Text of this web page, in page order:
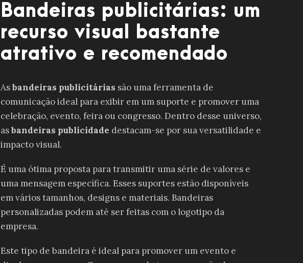
Bandeiras publicitárias: um
recurso visual bastante
atrativo e recomendado
Asbandeiras publicitárias são uma ferramenta de
comunicação ideal para exibir em um suporte e promover uma
celebração, evento, feira ou congresso. Dentro desse universo,
asbandeiras publicidade destacam-se por sua versatilidade e
impacto visual.
É uma ótima proposta para transmitir uma série de valores e
uma mensagem específica. Esses suportes estão disponíveis
em vários tamanhos, designs e materiais. Bandeiras
personalizadas podem até ser feitas com o logotipo da
empresa.
Este tipo de bandeira é ideal para promover um evento e